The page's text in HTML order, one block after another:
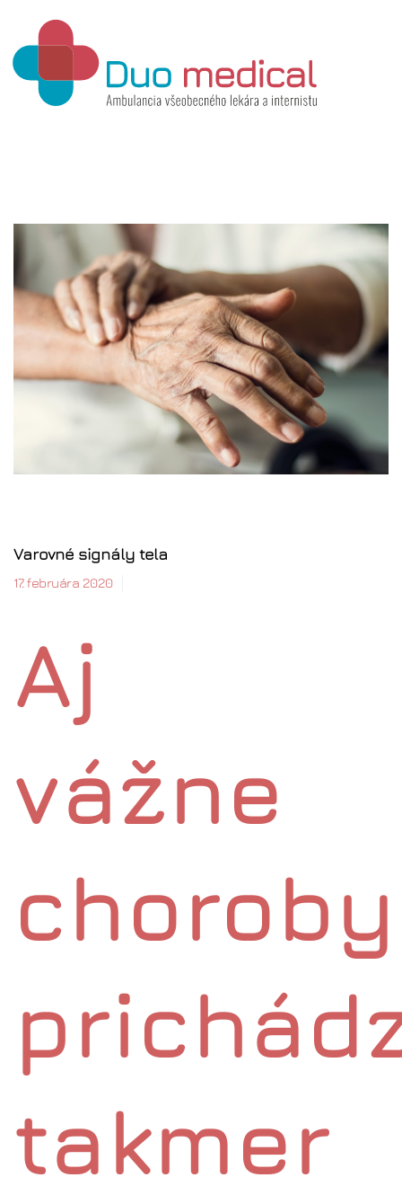
Varovné signály tela
17. februára 2020
Aj
vážne
choroby
takmer